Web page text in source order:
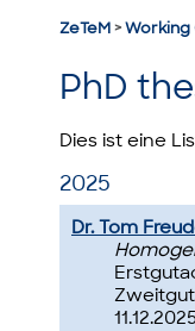
ZeTeM>Working
PhD
Dies ist eine
2025
Dr. Tom